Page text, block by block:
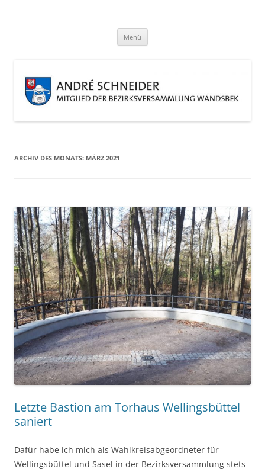
Menü
ARCHIV DES MONATS: MÄRZ 2021
Letzte Bastion am Torhaus Wellingsbüttel
saniert
Dafür habe ich mich als Wahlkreisabgeordneter für
Wellingsbüttel und Sasel in der Bezirksversammlung stets